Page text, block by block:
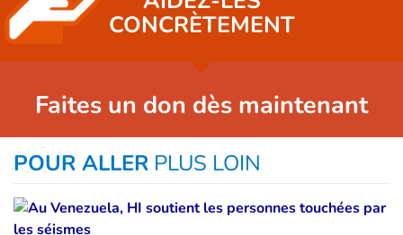
CONCRÈTEMENT
Faites un don dès maintenant
POUR ALLER PLUS LOIN